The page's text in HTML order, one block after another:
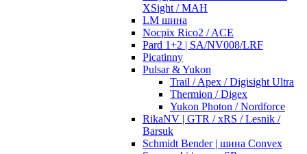
XSight / MAH
LM шина
Nocpix Rico2 / ACE
Pard 1+2 | SA/NV008/LRF
Picatinny
Pulsar & Yukon
Trail / Apex / Digisight Ultra
Thermion / Digex
Yukon Photon / Nordforce
RikaNV | GTR / xRS / Lesnik /
Barsuk
Schmidt Bender | шина Convex